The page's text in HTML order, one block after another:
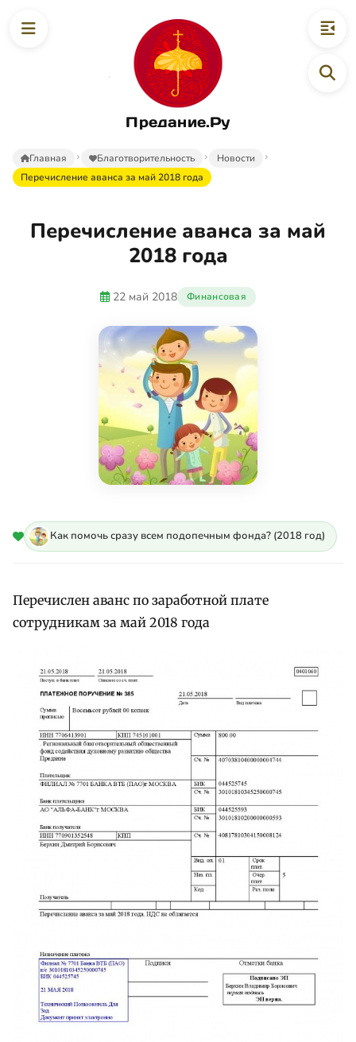
Предание.Ру
Главная Благотворительность
Новости
Перечисление аванса за май 2018 года
Перечисление аванса за май
2018 года
22 май 2018 Финансовая
Как помочь сразу всем подопечным фонда? (2018 год)
Перечислен аванс по заработной плате
сотрудникам за май 2018 года